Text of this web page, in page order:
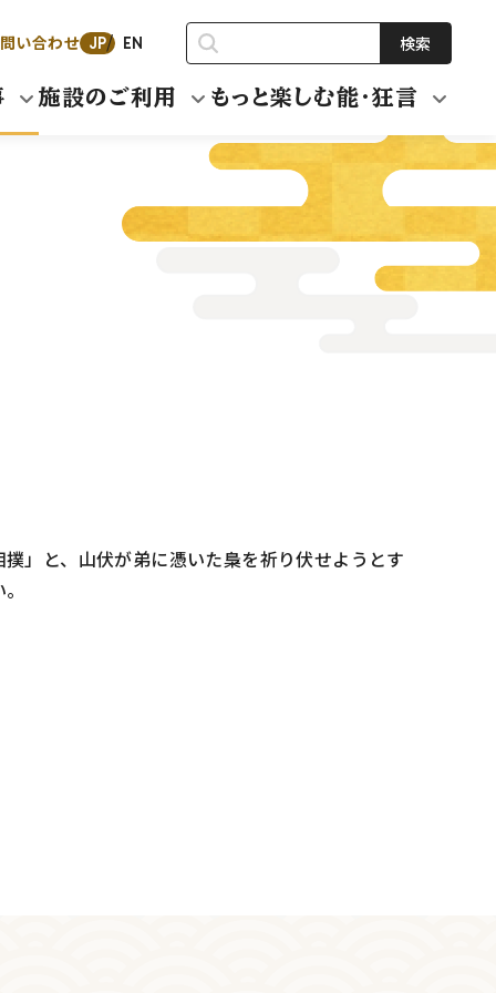
い合わせ JP EN 検索
施設のご利用 もっと楽しむ能・狂言
」と、山伏が弟に憑いた梟を祈り伏せようとす